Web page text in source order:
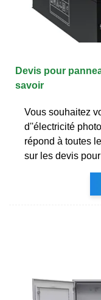
Devis pour
savoir
Vous souhaitez
d''électricité
répond à toutes
sur les devis pour